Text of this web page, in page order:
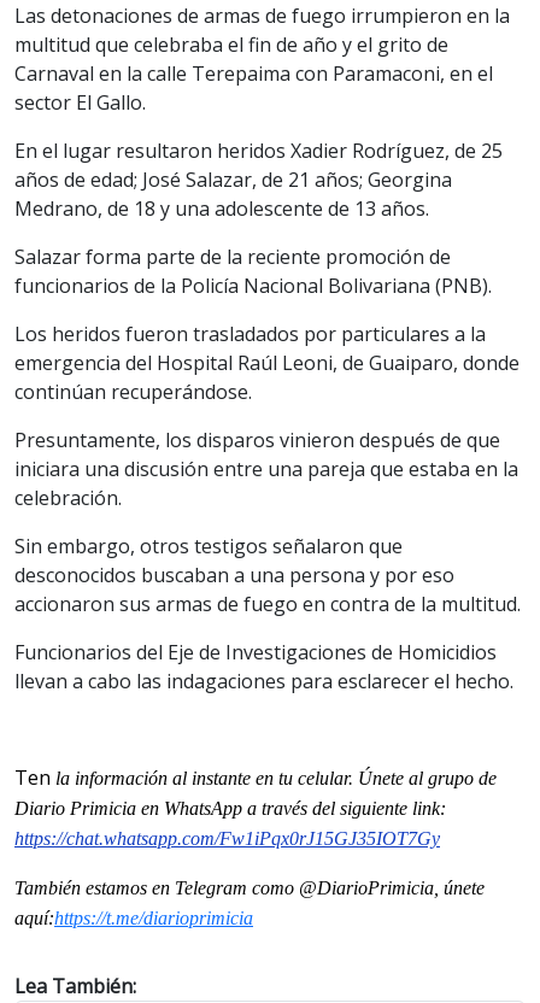
Las detonaciones de armas de fuego irrumpieron en la
multitud que celebraba el fin de año y el grito de
Carnaval en la calle Terepaima con Paramaconi, en el
sector El Gallo.
En el lugar resultaron heridos Xadier Rodríguez, de 25
años de edad; José Salazar, de 21 años; Georgina
Medrano, de 18 y una adolescente de 13 años.
Salazar forma parte de la reciente promoción de
funcionarios de la Policía Nacional Bolivariana (PNB).
Los heridos fueron trasladados por particulares a la
emergencia del Hospital Raúl Leoni, de Guaiparo, donde
continúan recuperándose.
Presuntamente, los disparos vinieron después de que
iniciara una discusión entre una pareja que estaba en la
celebración.
Sin embargo, otros testigos señalaron que
desconocidos buscaban a una persona y por eso
accionaron sus armas de fuego en contra de la multitud.
Funcionarios del Eje de Investigaciones de Homicidios
llevan a cabo las indagaciones para esclarecer el hecho.
Ten la información al instante en tu celular. Únete al grupo de
Diario Primicia en WhatsApp a través del siguiente link:
https://chat.whatsapp.com/Fw1iPqx0rJ15GJ35IOT7Gy
También estamos en Telegram como @DiarioPrimicia, únete
aquí:https://t.me/diarioprimicia
Lea También: